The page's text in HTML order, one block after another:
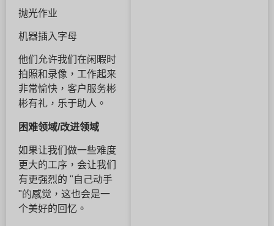
抛光作业
机器插入字母
他们允许我们在闲暇时
拍照和录像，工作起来
非常愉快，客户服务彬
彬有礼，乐于助人。
困难领域/改进领域
如果让我们做一些难度
更大的工序，会让我们
有更强烈的 "自己动手
"的感觉，这也会是一
个美好的回忆。